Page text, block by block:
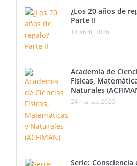
¿Los 20 años de
Parte II
14 abril, 2026
Academia de
Físicas,
Naturales
24 marzo, 2026
Serie: Consciencia